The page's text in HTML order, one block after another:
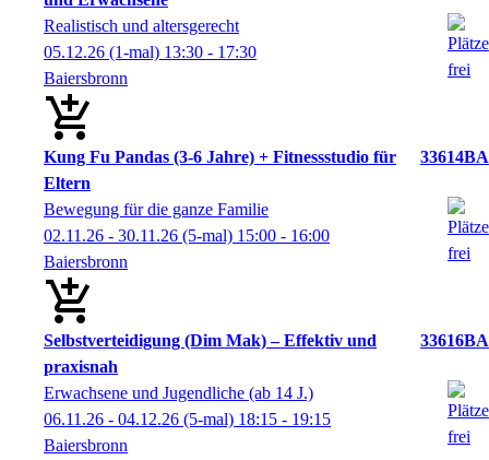
Realistisch und altersgerecht
05.12.26 (1-mal) 13:30 - 17:30
Baiersbronn
Kung Fu Pandas (3-6 Jahre) + Fitnessstudio für
Eltern
33614BA
Bewegung für die ganze Familie
02.11.26 - 30.11.26 (5-mal) 15:00 - 16:00
Baiersbronn
Selbstverteidigung (Dim Mak) – Effektiv und
praxisnah
33616BA
Erwachsene und Jugendliche (ab 14 J.)
06.11.26 - 04.12.26 (5-mal) 18:15 - 19:15
Baiersbronn